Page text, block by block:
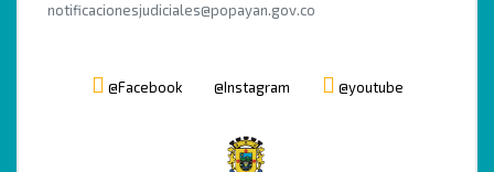
notificacionesjudiciales@popayan.gov.co
@Facebook @Instagram @youtube